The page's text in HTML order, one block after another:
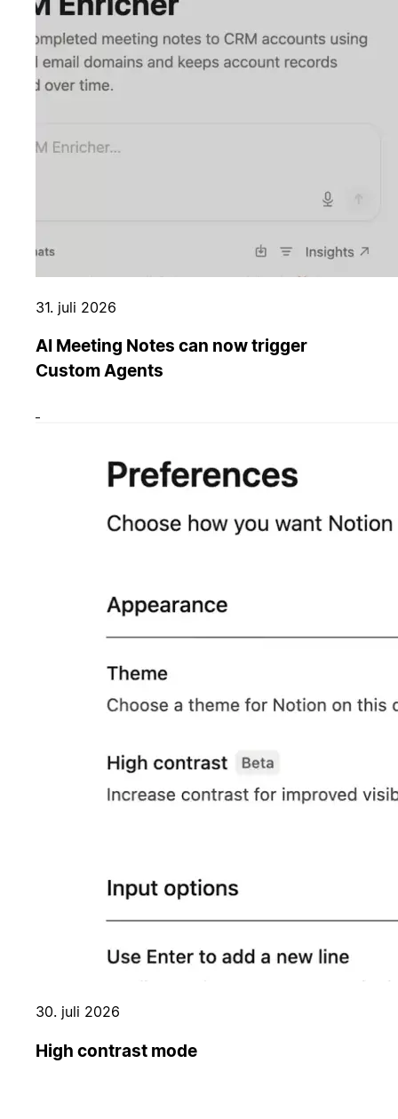
31. juli 2026
AI Meeting Notes can now trigger
Custom Agents
30. juli 2026
High contrast mode